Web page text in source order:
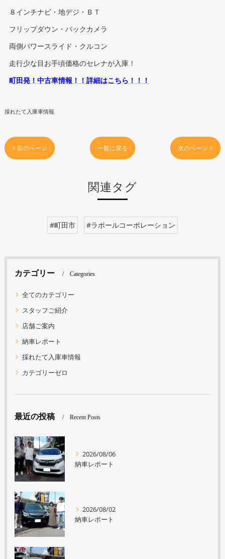
８インチナビ・地デジ・ＢＴ
フリップダウン・バックカメラ
両側パワースライド・クルコン
走行少な目お手頃価格のセレナが入庫！
町田発！中古車情報！！詳細はこちら！！！
採れたて入庫車情報
< 前のページ 一覧に戻る 次のページ >
関連タグ
#町田市 #ラポールコーポレーション
カテゴリー Categories
全てのカテゴリー
スタッフご紹介
店舗ご案内
納車レポート
採れたて入庫車情報
カテゴリーゼロ
最近の投稿 Recent Posts
2026/08/06
納車レポート
2026/08/02
納車レポート